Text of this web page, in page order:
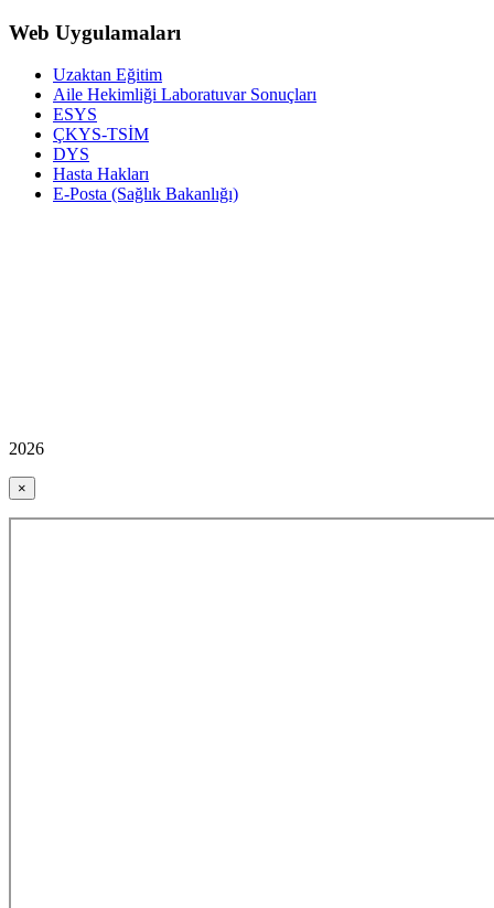
Web Uygulamaları
Uzaktan Eğitim
Aile Hekimliği Laboratuvar Sonuçları
ESYS
ÇKYS-TSİM
DYS
Hasta Hakları
E-Posta (Sağlık Bakanlığı)
2026
×